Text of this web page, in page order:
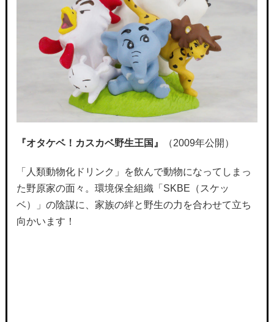
『オタケベ！カスカベ野生王国』 （2009年公開）
「人類動物化ドリンク」を飲んで動物になってしまっ
た野原家の面々。環境保全組織「SKBE（スケッ
ベ）」の陰謀に、家族の絆と野生の力を合わせて立ち
向かいます！